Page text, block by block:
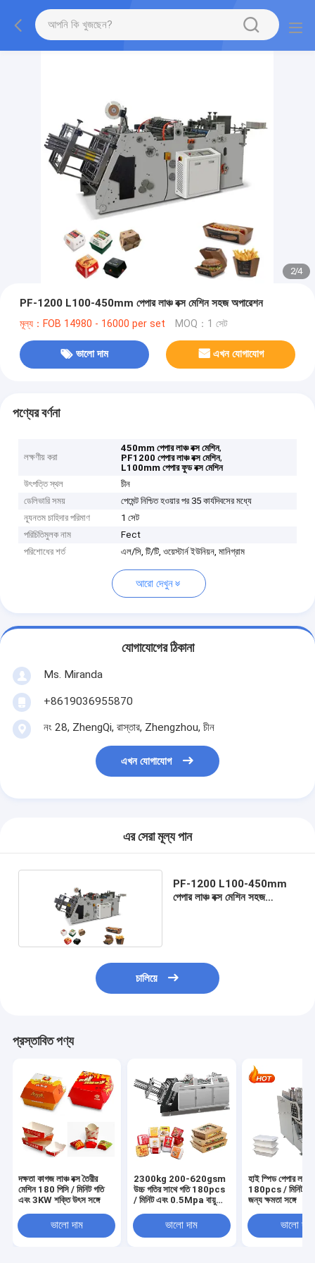
2/4
PF-1200 L100-450mm পেপার লাঞ্চ বক্স মেশিন সহজ অপারেশন
মূল্য：FOB 14980 - 16000 per set MOQ：1 সেট
ভালো দাম এখন যোগাযোগ
পণ্যের বর্ণনা
লক্ষণীয় করা
450mm পেপার লাঞ্চ বক্স মেশিন,
PF1200 পেপার লাঞ্চ বক্স মেশিন,
L100mm পেপার ফুড বক্স মেশিন
উৎপত্তি স্থল
চীন
ডেলিভারি সময়
পেমেন্ট নিশ্চিত হওয়ার পর 35 কার্যদিবসের মধ্যে
ন্যূনতম চাহিদার পরিমাণ
1 সেট
পরিচিতিমুলক নাম
Fect
পরিশোধের শর্ত
এল/সি, টি/টি, ওয়েস্টার্ন ইউনিয়ন, মানিগ্রাম
আরো দেখুন
যোগাযোগের ঠিকানা
Ms. Miranda
+8619036955870
নং 28, ZhengQi, রাস্তার, Zhengzhou, চীন
এখন যোগাযোগ
এর সেরা মূল্য পান
PF-1200 L100-450mm
পেপার লাঞ্চ বক্স মেশিন সহজ
চালিয়ে
প্রস্তাবিত পণ্য
দক্ষতা কাগজ লাঞ্চ বক্স তৈরীর
মেশিন 180 পিসি / মিনিট গতি
এবং 3KW শক্তি উৎস সঙ্গে
ভালো দাম
2300kg 200-620gsm
উচ্চ গতির সাথে গতি 180pcs
/ মিনিট এবং 0.5Mpa বায়ু
ভালো দাম
হাই স্পিড পেপার লাঞ্চ
180pcs / মিনিট
জন্য ক্ষমতা সঙ্গে
ভালো দাম